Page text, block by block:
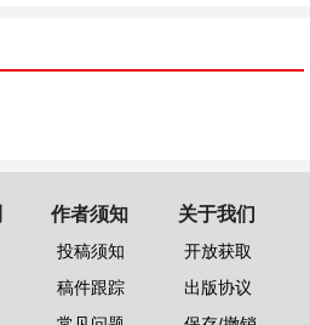
作者须知
投稿须知
稿件跟踪
关于我们
开放获取
出版协议